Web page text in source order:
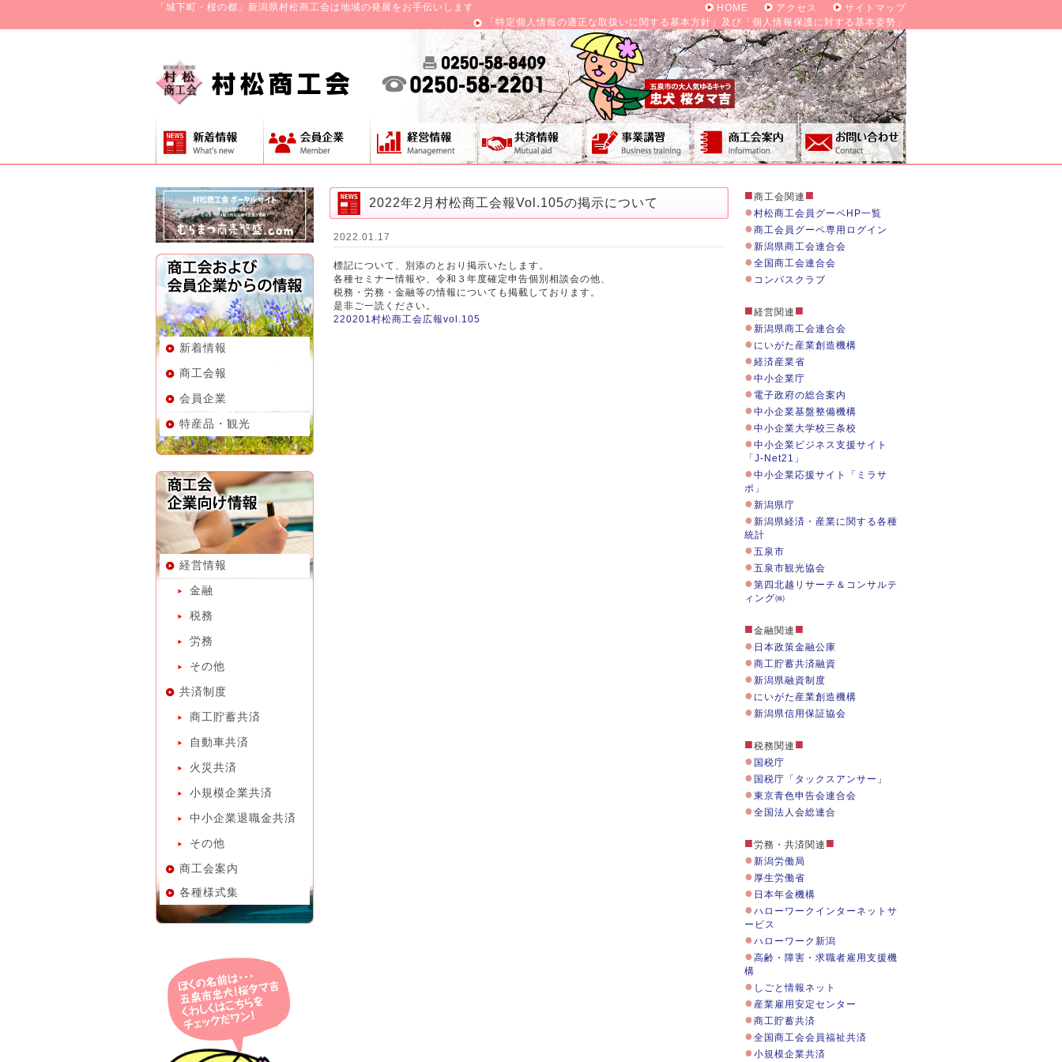
「城下町・桜の都」新潟県村松商工会は地域の発展をお手伝いします サイトマップ
アクセス
HOME
「特定個人情報の適正な取扱いに関する基本方針」及び「個人情報保護に対する基本姿勢」
新着情報
商工会報
会員企業
特産品・観光
経営情報
金融
税務
労務
その他
共済制度
商工貯蓄共済
自動車共済
火災共済
小規模企業共済
中小企業退職金共済
その他
商工会案内
各種様式集
■商工会関連 ■
●村松商工会員グーペHP一覧
●商工会員グーペ専用ログイン
●新潟県商工会連合会
●全国商工会連合会
● コンパスクラブ
■経営関連 ■
●新潟県商工会連合会
● にいがた産業創造機構
●経済産業省
●中小企業庁
● 電子政府の総合案内
●中小企業基盤整備機構
●中小企業大学校三条校
●中小企業ビジネス支援サイト
「J-Net21」
●中小企業応援サイト「ミラサ
ポ」
●新潟県庁
●新潟県経済・産業に関する各種
統計
●五泉市
●五泉市観光協会
●第四北越リサーチ＆コンサルテ
ィング㈱
■金融関連 ■
● 日本政策金融公庫
●商工貯蓄共済融資
●新潟県融資制度
● にいがた産業創造機構
●新潟県信用保証協会
■税務関連 ■
● 国税庁
● 国税庁「タックスアンサー」
●東京青色申告会連合会
●全国法人会総連合
■労務・共済関連 ■
●新潟労働局
● 厚生労働省
● 日本年金機構
●ハローワークインターネットサ
ービス
●ハローワーク新潟
●高齢・障害・求職者雇用支援機
構
● しごと情報ネット
● 産業雇用安定センター
●商工貯蓄共済
●全国商工会会員福祉共済
●小規模企業共済
2022年2月村松商工会報Vol.105の掲示について
2022.01.17
標記について、別添のとおり掲示いたします。
各種セミナー情報や、令和３年度確定申告個別相談会の他、
税務・労務・金融等の情報についても掲載しております。
是非ご一読ください。
220201村松商工会広報vol.105